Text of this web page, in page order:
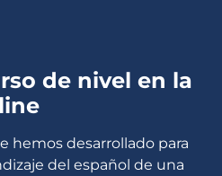
de nivel en la
hemos desarrollado para
del español de una